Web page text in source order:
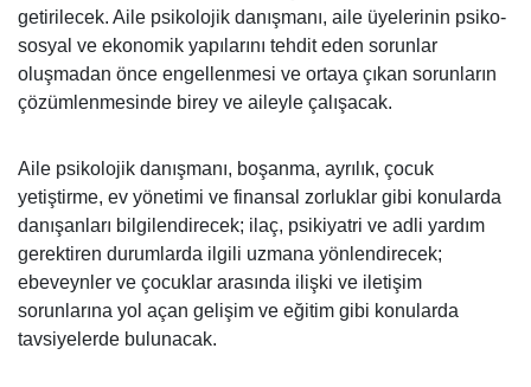
getirilecek. Aile psikolojik danışmanı, aile üyelerinin psiko-
sosyal ve ekonomik yapılarını tehdit eden sorunlar
oluşmadan önce engellenmesi ve ortaya çıkan sorunların
çözümlenmesinde birey ve aileyle çalışacak.
Aile psikolojik danışmanı, boşanma, ayrılık, çocuk
yetiştirme, ev yönetimi ve finansal zorluklar gibi konularda
danışanları bilgilendirecek; ilaç, psikiyatri ve adli yardım
gerektiren durumlarda ilgili uzmana yönlendirecek;
ebeveynler ve çocuklar arasında ilişki ve iletişim
sorunlarına yol açan gelişim ve eğitim gibi konularda
tavsiyelerde bulunacak.